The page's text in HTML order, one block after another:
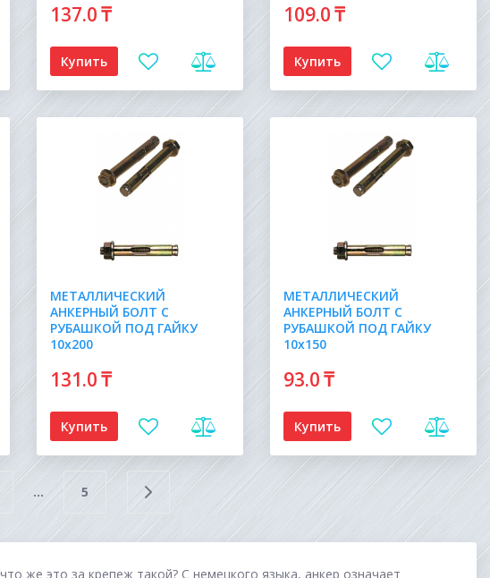
137.0₸
Купить
109.0₸
Купить
МЕТАЛЛИЧЕСКИЙ
АНКЕРНЫЙ БОЛТ С
РУБАШКОЙ ПОД ГАЙКУ
10х200
131.0₸
Купить
МЕТАЛЛИЧЕСКИЙ
АНКЕРНЫЙ БОЛТ С
РУБАШКОЙ ПОД ГАЙКУ
10х150
93.0₸
Купить
... 5
же это за крепеж такой? С немецкого языка, анкер означает